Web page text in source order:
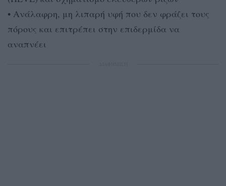
• Ανάλαφρη, μη λιπαρή υφή που δεν φράζει τους
πόρους και επιτρέπει στην επιδερμίδα να
αναπνέει